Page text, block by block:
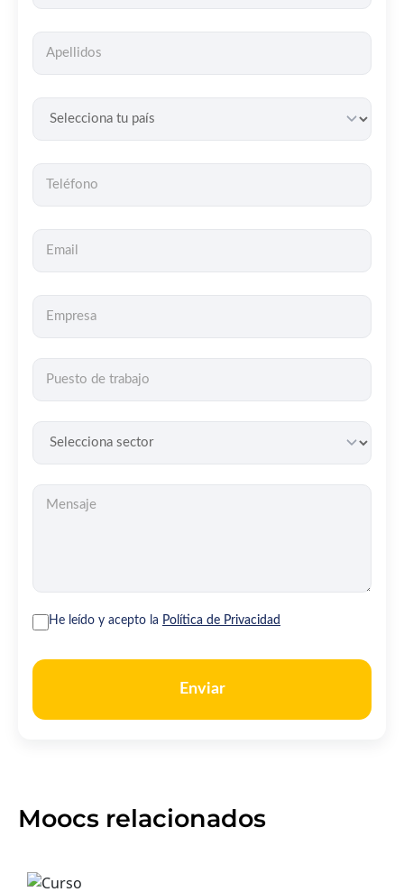
He leído y acepto la Política de Privacidad
Enviar
Moocs relacionados